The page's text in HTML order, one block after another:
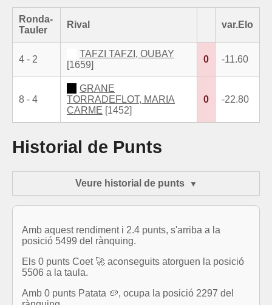
Ronda-
Tauler
Rival var.Elo
4 - 2
TAFZI TAFZI, OUBAY
[1659]
0 -11.60
8 - 4
GRANE
TORRADEFLOT, MARIA
CARME [1452]
0 -22.80
Historial de Punts
Veure historial de punts
Amb aquest rendiment i 2.4 punts, s'arriba a la
posició 5499 del rànquing.
Els 0 punts Coet 🚀 aconseguits atorguen la posició
5506 a la taula.
Amb 0 punts Patata 🥔, ocupa la posició 2297 del